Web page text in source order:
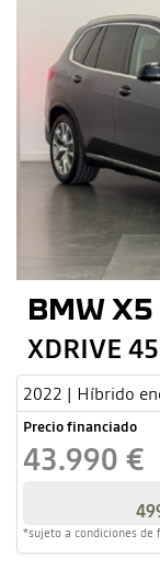
BMW X5
XDRIVE
2022 | Híbrido
Precio financiado
43.990 €
*sujeto a condiciones de